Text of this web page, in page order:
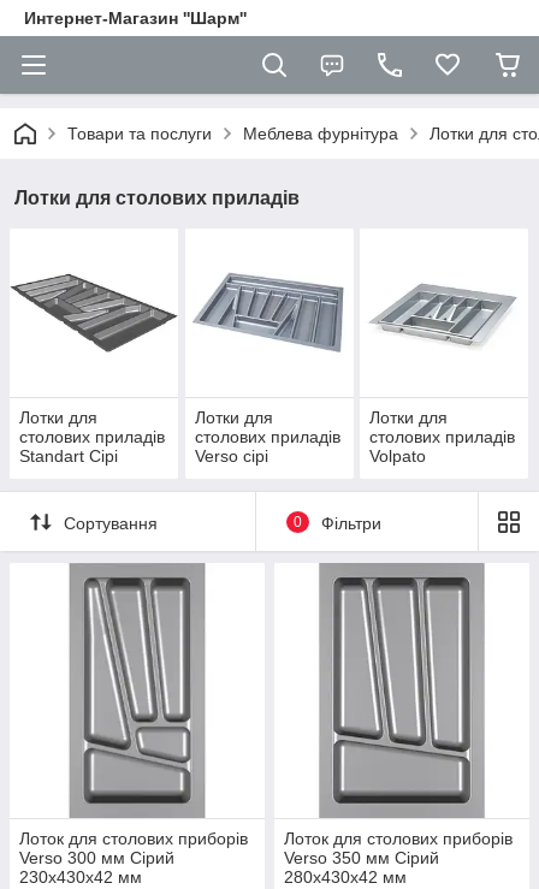
Интернет-Магазин ''Шарм''
Товари та послуги Меблева фурнітура Лотки для
Лотки для столових приладів
Лотки для
столових приладів
Standart Сірі
Лотки для
столових приладів
Verso сірі
Лотки для
столових приладів
Volpato
Сортування 0 Фільтри
Лоток для столових приборів
Verso 300 мм Сірий
230x430x42 мм
Лоток для столових приборів
Verso 350 мм Сірий
280x430x42 мм